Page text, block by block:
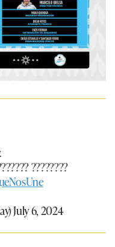
????????
July 6, 2024